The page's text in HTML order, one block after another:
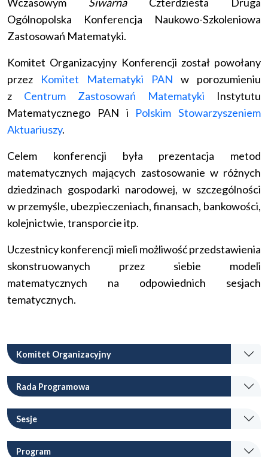
Wczasowym SiwarnaCzterdziesta Druga
Ogólnopolska Konferencja Naukowo-Szkoleniowa
Zastosowań Matematyki.
Komitet Organizacyjny Konferencji został powołany
przez Komitet Matematyki PAN w porozumieniu
z Centrum Zastosowań Matematyki Instytutu
Matematycznego PAN i Polskim Stowarzyszeniem
Aktuariuszy.
Celem konferencji była prezentacja metod
matematycznych mających zastosowanie w różnych
dziedzinach gospodarki narodowej, w szczególności
w przemyśle, ubezpieczeniach, finansach, bankowości,
kolejnictwie, transporcie itp.
Uczestnicy konferencji mieli możliwość przedstawienia
skonstruowanych przez siebie modeli
matematycznych na odpowiednich sesjach
tematycznych.
Komitet Organizacyjny
Rada Programowa
Sesje
Program